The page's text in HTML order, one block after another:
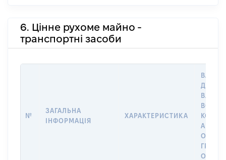
6. Цінне рухоме майно -
транспортні засоби
№
ЗАГАЛЬНА
ІНФОРМАЦІЯ
ХАРАКТЕРИСТИКА
ДАТУ
АБО